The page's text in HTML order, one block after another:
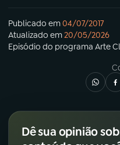
Publicado em04/07/2017
Atualizado em20/05/2026
Episódio do programa Arte
Dê sua opinião